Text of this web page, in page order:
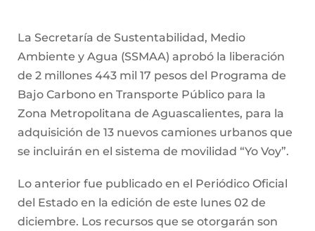
La Secretaría de Sustentabilidad, Medio
Ambiente y Agua (SSMAA) aprobó la liberación
de 2 millones 443 mil 17 pesos del Programa de
Bajo Carbono en Transporte Público para la
Zona Metropolitana de Aguascalientes, para la
adquisición de 13 nuevos camiones urbanos que
se incluirán en el sistema de movilidad “Yo Voy”.
Lo anterior fue publicado en el Periódico Oficial
del Estado en la edición de este lunes 02 de
diciembre. Los recursos que se otorgarán son